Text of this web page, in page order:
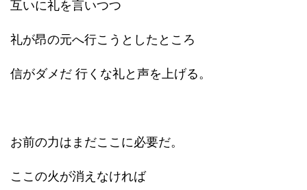
互いに礼を言いつつ
礼が昂の元へ行こうとしたところ
信がダメだ 行くな礼と声を上げる。
お前の力はまだここに必要だ。
ここの火が消えなければ